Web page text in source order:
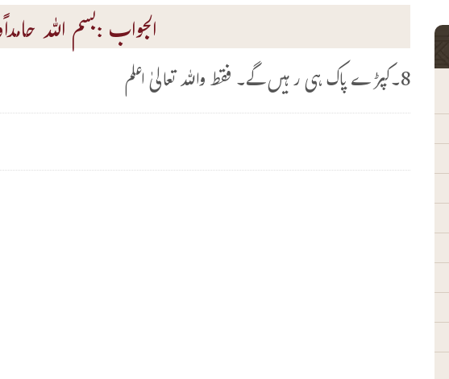
الجواب :بسم اللہ
8۔کپڑے پاک ہی رہیں گے۔ فقط واللہ تعالیٰ اعلم